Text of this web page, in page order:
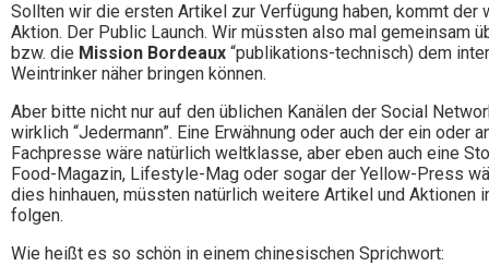
Sollten wir die ersten Artikel zur Verfügung haben, kommt
Aktion. Der Public Launch. Wir müssten also mal gemeinsam
bzw. die Mission Bordeaux “publikations-technisch) dem
Weintrinker näher bringen können.
Aber bitte nicht nur auf den üblichen Kanälen der Social
wirklich “Jedermann”. Eine Erwähnung oder auch der ein oder
Fachpresse wäre natürlich weltklasse, aber eben auch eine
Food-Magazin, Lifestyle-Mag oder sogar der Yellow-Press
dies hinhauen, müssten natürlich weitere Artikel und Aktionen
folgen.
Wie heißt es so schön in einem chinesischen Sprichwort: